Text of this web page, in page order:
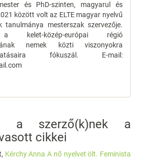
és PhD-szinten, magyarul és
között volt az ELTE magyar nyelvű
tanulmánya mesterszak szervezője.
a kelet-közép-európai régió
nemek közti viszonyokra
fókuszál. E-mail:
a szerző(k)nek a
cikkei
Kérchy Anna A nő nyelvet ölt. Feminista